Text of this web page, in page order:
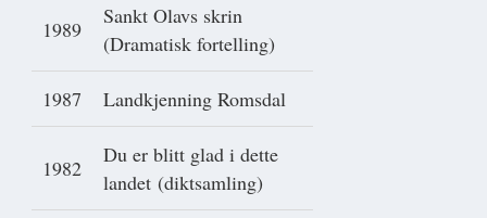
1989
Sankt Olavs skrin
(Dramatisk fortelling)
1987 Landkjenning Romsdal
1982
Du er blitt glad i dette
landet (diktsamling)